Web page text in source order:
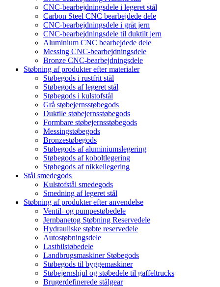
CNC-bearbejdningsdele i legeret stål
Carbon Steel CNC bearbejdede dele
CNC-bearbejdningsdele i gråt jern
CNC-bearbejdningsdele til duktilt jern
Aluminium CNC bearbejdede dele
Messing CNC-bearbejdningsdele
Bronze CNC-bearbejdningsdele
Støbning af produkter efter materialer
Støbegods i rustfrit stål
Støbegods af legeret stål
Støbegods i kulstofstål
Grå støbejernsstøbegods
Duktile støbejernsstøbegods
Formbare støbejernsstøbegods
Messingstøbegods
Bronzestøbegods
Støbegods af aluminiumslegering
Støbegods af koboltlegering
Støbegods af nikkellegering
Stål smedegods
Kulstofstål smedegods
Smedning af legeret stål
Støbning af produkter efter anvendelse
Ventil- og pumpestøbedele
Jernbanetog Støbning Reservedele
Hydrauliske støbte reservedele
Autostøbningsdele
Lastbilstøbedele
Landbrugsmaskiner Støbegods
Støbegods til byggemaskiner
Støbejernshjul og støbedele til gaffeltrucks
Brugerdefinerede stålgear